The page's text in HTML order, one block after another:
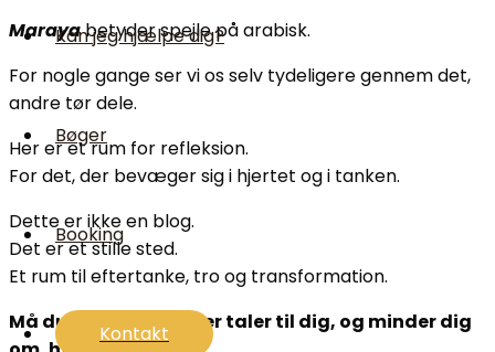
Kan jeg hjælpe dig?
Bøger
Booking
Kontakt
Marayabetyder spejle på arabisk.
For nogle gange ser vi os selv tydeligere gennem det,
andre tør dele.
Her er et rum for refleksion.
For det, der bevæger sig i hjertet og i tanken.
Dette er ikke en blog.
Det er et stille sted.
Et rum til eftertanke, tro og transformation.
Må du finde noget, der taler til dig, og minder dig